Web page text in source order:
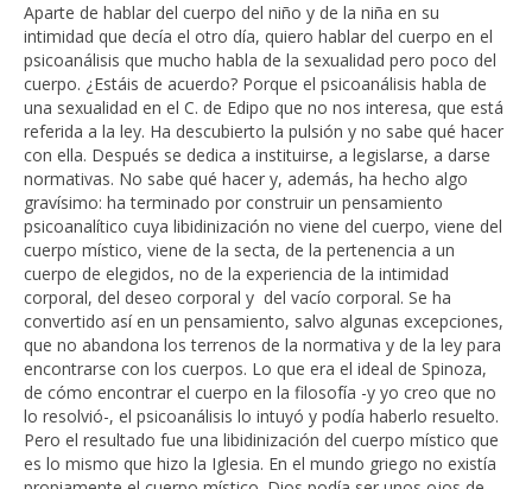
Aparte de hablar del cuerpo del niño y de la niña en su
intimidad que decía el otro día, quiero hablar del cuerpo en el
psicoanálisis que mucho habla de la sexualidad pero poco del
cuerpo. ¿Estáis de acuerdo? Porque el psicoanálisis habla de
una sexualidad en el C. de Edipo que no nos interesa, que está
referida a la ley. Ha descubierto la pulsión y no sabe qué hacer
con ella. Después se dedica a instituirse, a legislarse, a darse
normativas. No sabe qué hacer y, además, ha hecho algo
gravísimo: ha terminado por construir un pensamiento
psicoanalítico cuya libidinización no viene del cuerpo, viene del
cuerpo místico, viene de la secta, de la pertenencia a un
cuerpo de elegidos, no de la experiencia de la intimidad
corporal, del deseo corporal y del vacío corporal. Se ha
convertido así en un pensamiento, salvo algunas excepciones,
que no abandona los terrenos de la normativa y de la ley para
encontrarse con los cuerpos. Lo que era el ideal de Spinoza,
de cómo encontrar el cuerpo en la filosofía -y yo creo que no
lo resolvió-, el psicoanálisis lo intuyó y podía haberlo resuelto.
Pero el resultado fue una libidinización del cuerpo místico que
es lo mismo que hizo la Iglesia. En el mundo griego no existía